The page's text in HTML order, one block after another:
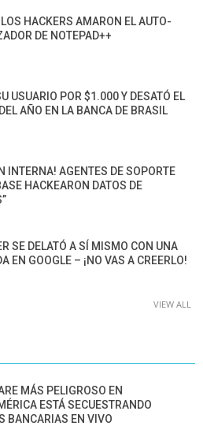
HACKERS AMARON EL AUTO-
DE NOTEPAD++
USUARIO POR $1.000 Y DESATÓ EL
AÑO EN LA BANCA DE BRASIL
INTERNA! AGENTES DE SOPORTE
HACKEARON DATOS DE
SE DELATÓ A SÍ MISMO CON UNA
EN GOOGLE – ¡NO VAS A CREERLO!
VIEW ALL
MÁS PELIGROSO EN
ESTÁ SECUESTRANDO
BANCARIAS EN VIVO